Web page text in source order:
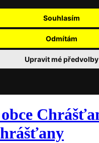
Souhlasím
Odmítám
Upravit mé předvolby